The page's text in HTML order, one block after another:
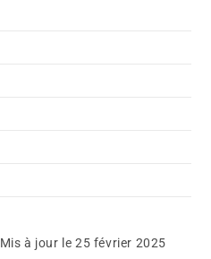
Mis à jour le 25 février 2025